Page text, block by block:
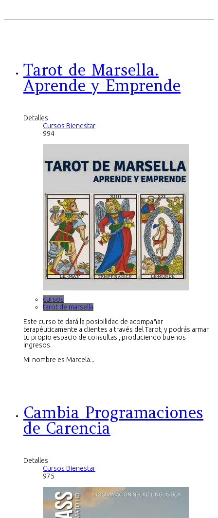
Tarot de Marsella.
Aprende y Emprende
Detalles
Cursos Bienestar
994
cursos
tarot de marsella
Este curso te dará la posibilidad de acompañar
terapéuticamente a clientes a través del Tarot, y podrás armar
tu propio espacio de consultas , produciendo buenos
ingresos.
Mi nombre es Marcela...
Cambia Programaciones
de Carencia
Detalles
Cursos Bienestar
975